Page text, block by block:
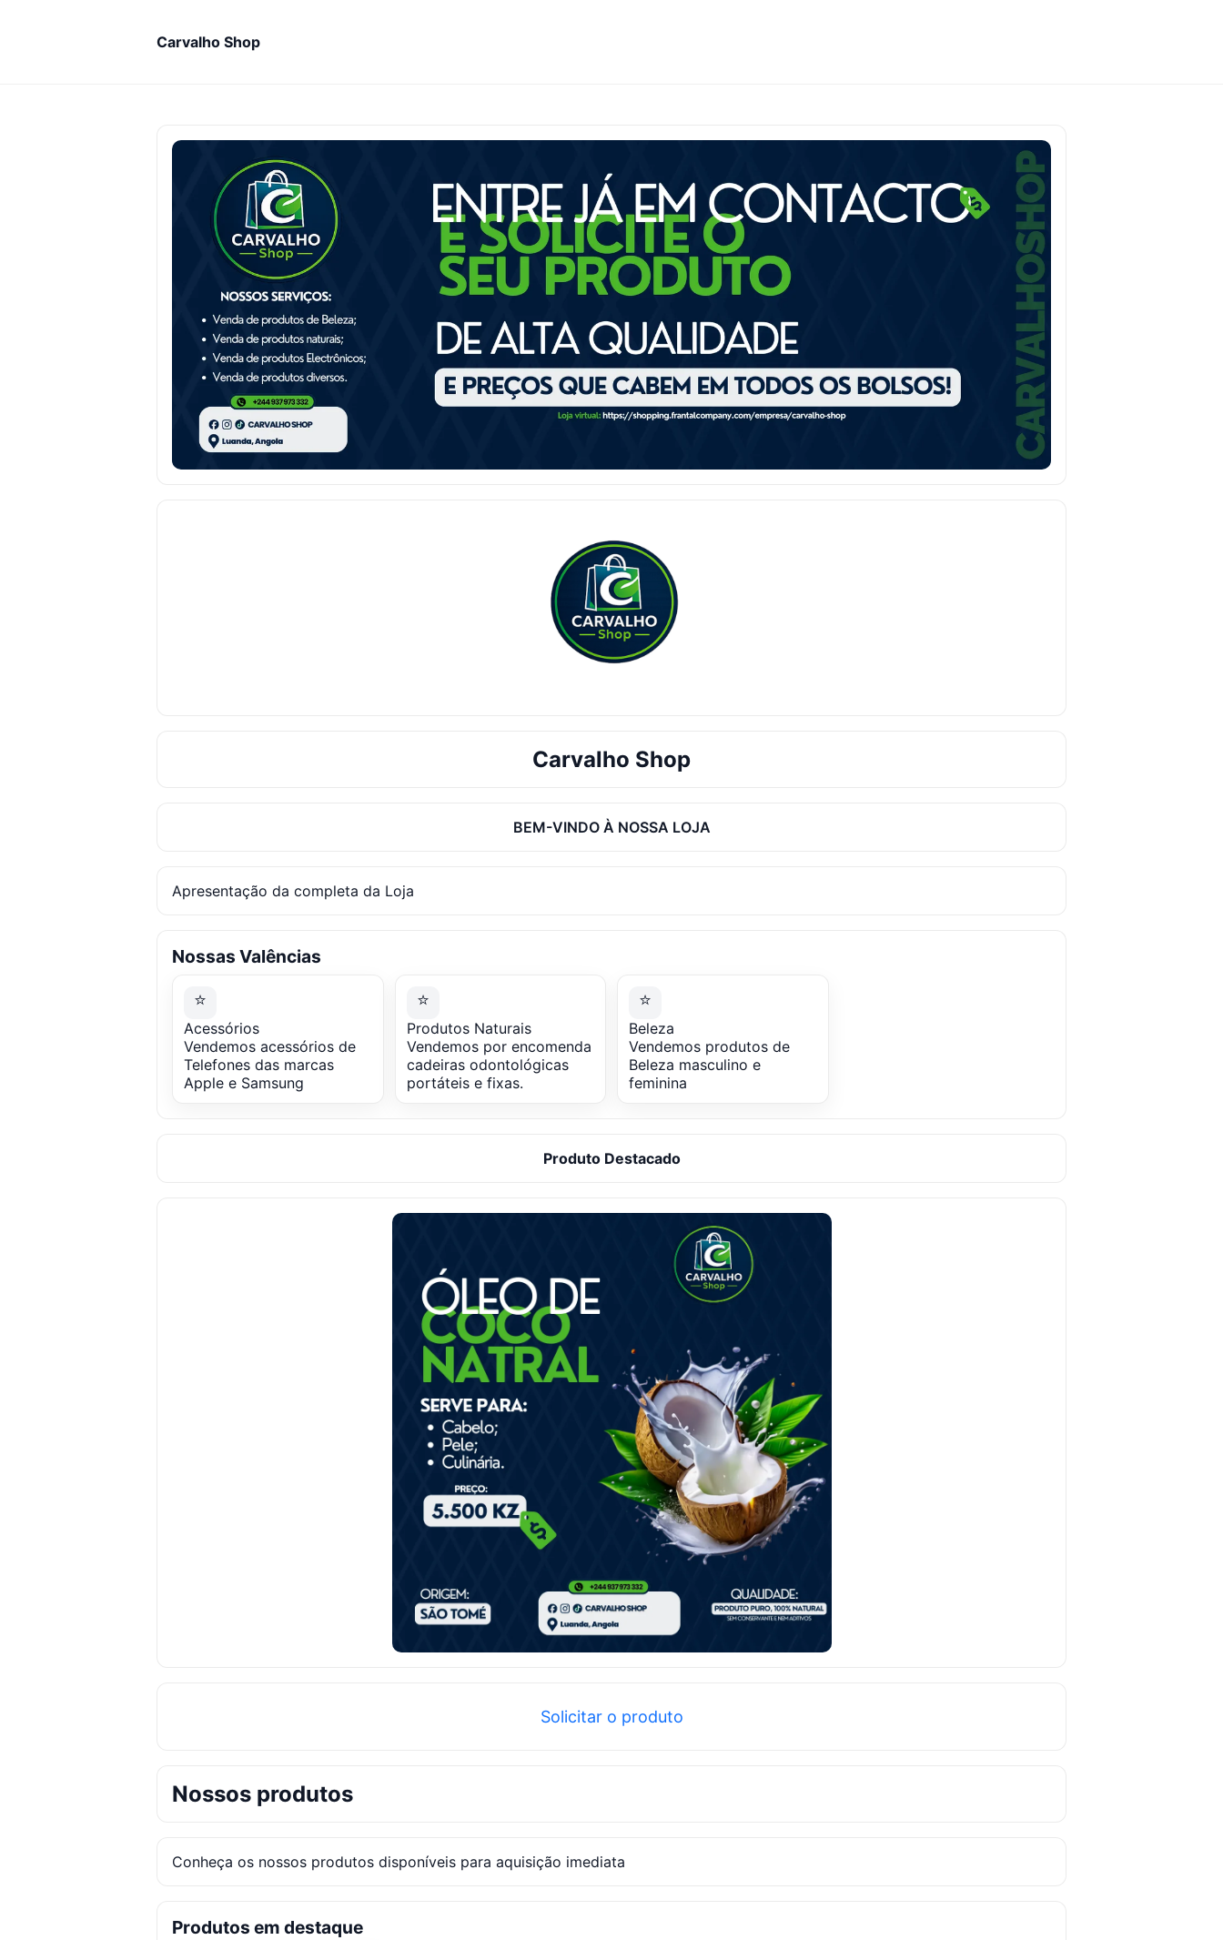
Carvalho Shop
Carvalho Shop
BEM-VINDO À NOSSA LOJA
Apresentação da completa da Loja
Nossas Valências
⭐
Acessórios
Vendemos acessórios de
Telefones das marcas
Apple e Samsung
⭐
Produtos Naturais
Vendemos por encomenda
cadeiras odontológicas
portáteis e fixas.
⭐
Beleza
Vendemos produtos de
Beleza masculino e
feminina
Produto Destacado
Solicitar o produto
Nossos produtos
Conheça os nossos produtos disponíveis para aquisição imediata
Produtos em destaque